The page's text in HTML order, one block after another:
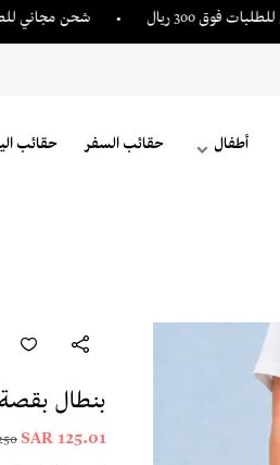
ريال شحن مجاني للطلبات فوق 300
أطفال حقائب السفر حقائب
بنطال
125.01 SAR
SAR